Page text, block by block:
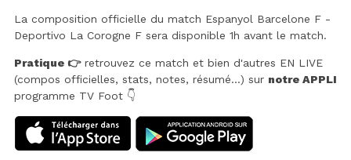
La composition officielle du match Espanyol Barcelone F -
Deportivo La Corogne F sera disponible 1h avant le match.
Pratique 👉retrouvez ce match et bien d'autres EN LIVE
(compos officielles, stats, notes, résumé...) sur notre APPLI
programme TV Foot 👇